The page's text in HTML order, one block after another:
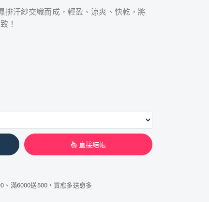
排汗紗交織而成，輕盈、涼爽、快乾，將
！
直接結帳
、滿6000送500，買愈多送愈多